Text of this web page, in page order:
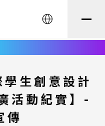
English
生創意設計
活動紀實】-
傳